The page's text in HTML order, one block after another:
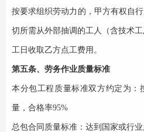
按要求组织劳动力的，甲方有权自
切所需从外部抽调的工人（含技术
工日收取乙方点工费用。
第五条、劳务作业质量标准
本分包工程质量标准双方约定为：
量，合格率95%
总包合同质量标准： 达到国家或行